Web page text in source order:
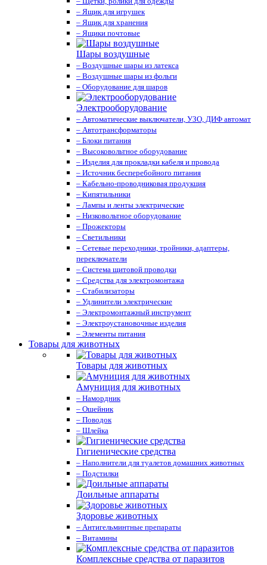
– Ящик для игрушек
– Ящик для хранения
– Ящики почтовые
Шары воздушные
– Воздушные шары из латекса
– Воздушные шары из фольги
– Оборудование для шаров
Электрооборудование
– Автоматические выключатели, УЗО, ДИФ автомат
– Автотрансформаторы
– Блоки питания
– Высоковольтное оборудование
– Изделия для прокладки кабеля и провода
– Источник бесперебойного питания
– Кабельно-проводниковая продукция
– Кипятильники
– Лампы и ленты электрические
– Низковольтное оборудование
– Прожекторы
– Светильники
– Сетевые переходники, тройники, адаптеры,
переключатели
– Система щитовой проводки
– Средства для электромонтажа
– Стабилизаторы
– Удлинители электрические
– Электромонтажный инструмент
– Электроустановочные изделия
– Элементы питания
Товары для животных
Товары для животных
Амуниция для животных
– Намордник
– Ошейник
– Поводок
– Шлейка
Гигиенические средства
– Наполнители для туалетов домашних животных
– Подстилки
Доильные аппараты
Здоровье животных
– Антигельминтные препараты
– Витамины
Комплексные средства от паразитов